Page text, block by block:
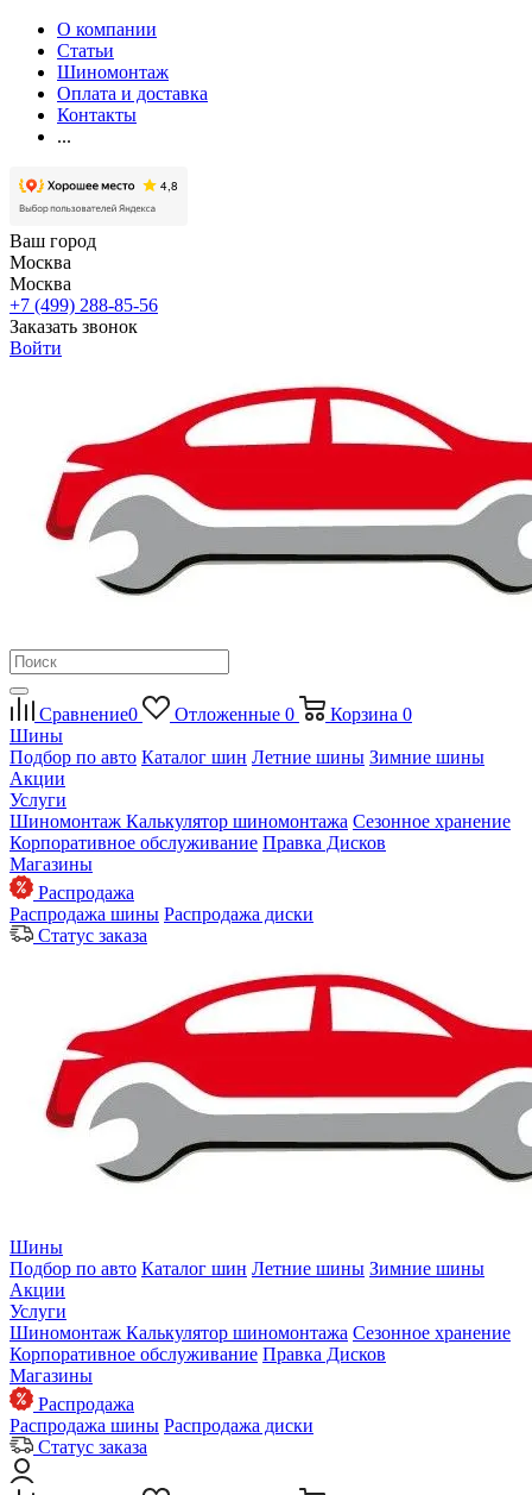
О компании
Статьи
Шиномонтаж
Оплата и доставка
Контакты
...
Ваш город
Москва
Москва
+7 (499) 288-85-56
Заказать звонок
Войти
Сравнение0 Отложенные 0 Корзина 0
Шины
Подбор по авто Каталог шин Летние шины Зимние шины
Акции
Услуги
Шиномонтаж Калькулятор шиномонтажа Сезонное хранение
Корпоративное обслуживание Правка Дисков
Магазины
Распродажа
Распродажа шины Распродажа диски
Статус заказа
Шины
Подбор по авто Каталог шин Летние шины Зимние шины
Акции
Услуги
Шиномонтаж Калькулятор шиномонтажа Сезонное хранение
Корпоративное обслуживание Правка Дисков
Магазины
Распродажа
Распродажа шины Распродажа диски
Статус заказа